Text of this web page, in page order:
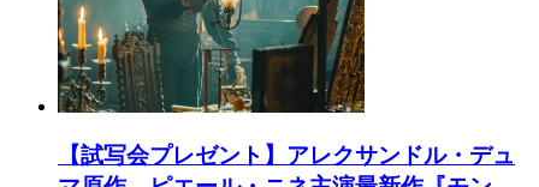
【試写会プレゼント】アレクサンドル・デュ